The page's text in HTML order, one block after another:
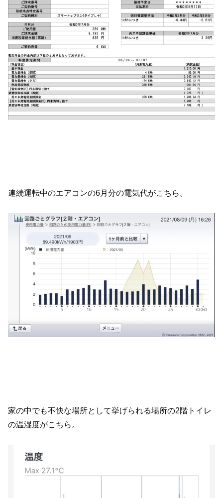
連続運転中のエアコンの6月分の電気代がこちら。
家の中でも不快な場所として挙げられる場所の2階トイレ
の温湿度がこちら。